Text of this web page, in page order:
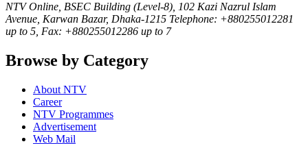
NTV Online, BSEC Building (Level-8), 102 Kazi Nazrul Islam
Avenue, Karwan Bazar, Dhaka-1215 Telephone: +880255012281
up to 5, Fax: +880255012286 up to 7
Browse by Category
About NTV
Career
NTV Programmes
Advertisement
Web Mail